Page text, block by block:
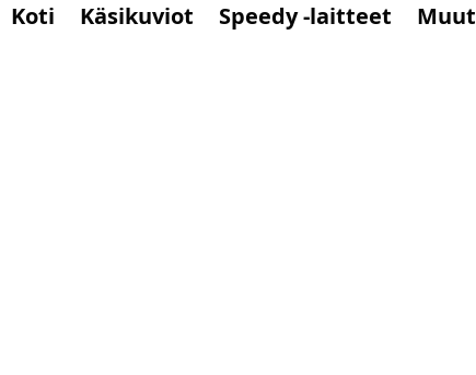
Koti Käsikuviot Speedy -laitteet Muut